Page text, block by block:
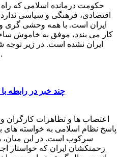
حکومت درمانده اسلامی که
اقتصادی، فرهنگی و سیاسی
ایران است. با همه وحشی گری
کار می بندد، موفق به خاموش
ایران نشده است. در زیر توجه
زحمتکشان ایران جلب می کنیم.
چند خبر در رابطه
اعتصاب ها و تظاهرات کارگران
پاسخ نظام اسلامی به خواسته های
سرکوب است. در این میان،
زحمتکشان ایران که خواستار